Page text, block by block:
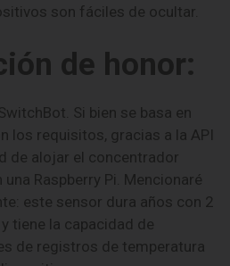
son fáciles de ocultar.
de honor:
Si bien se basa en
los requisitos, gracias a la API
de alojar el concentrador
Raspberry Pi. Mencionaré
este sensor dura años con 2
tiene la capacidad de
de registros de temperatura